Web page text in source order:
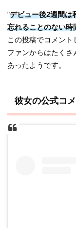
”デビュー後2週間は
忘れることのない時
この投稿でコメン
ファンからはたくさ
あったようです。
彼女の公式コ